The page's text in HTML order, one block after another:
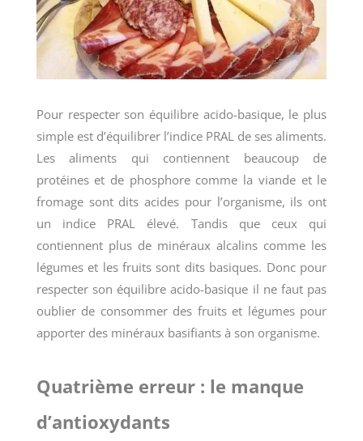
Pour respecter son équilibre acido-basique, le plus
simple est d’équilibrer l’indice PRAL de ses aliments.
Les aliments qui contiennent beaucoup de
protéines et de phosphore comme la viande et le
fromage sont dits acides pour l’organisme, ils ont
un indice PRAL élevé. Tandis que ceux qui
contiennent plus de minéraux alcalins comme les
légumes et les fruits sont dits basiques. Donc pour
respecter son équilibre acido-basique il ne faut pas
oublier de consommer des fruits et légumes pour
apporter des minéraux basifiants à son organisme.
Quatrième erreur : le manque
d’antioxydants